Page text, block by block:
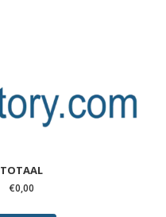
TOTAAL
€0,00